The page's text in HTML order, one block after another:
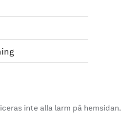
inte alla larm på hemsidan.